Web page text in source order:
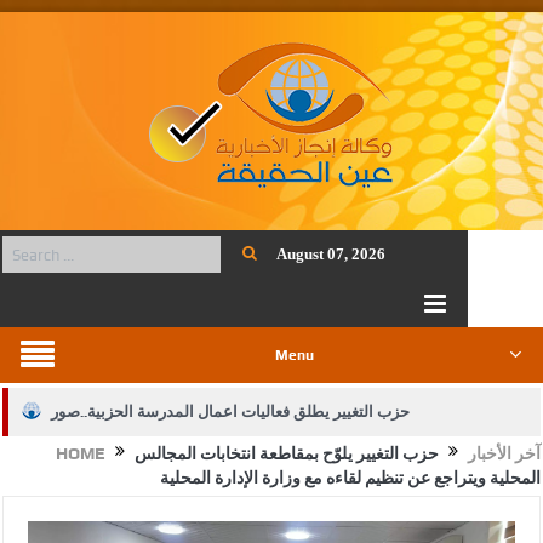
August 07, 2026
Menu
حزب التغيير يطلق فعاليات اعمال المدرسة الحزبية..صور
الجيش يفتح باب التجنيد لحملة البكالوريوس في الحقوق والقانون
HOME آخر الأخبار
حزب التغيير يلوّح بمقاطعة انتخابات المجالس
المحلية ويتراجع عن تنظيم لقاءه مع وزارة الإدارة المحلية